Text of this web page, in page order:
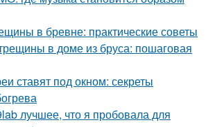
в бревне: практические советы
в доме из бруса: пошаговая
ставят под окном: секреты
лучшее, что я пробовала для